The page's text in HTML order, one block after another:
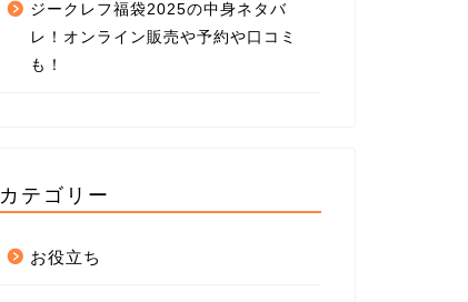
ジークレフ福袋2025の中身ネタバ
レ！オンライン販売や予約や口コミ
も！
カテゴリー
お役立ち